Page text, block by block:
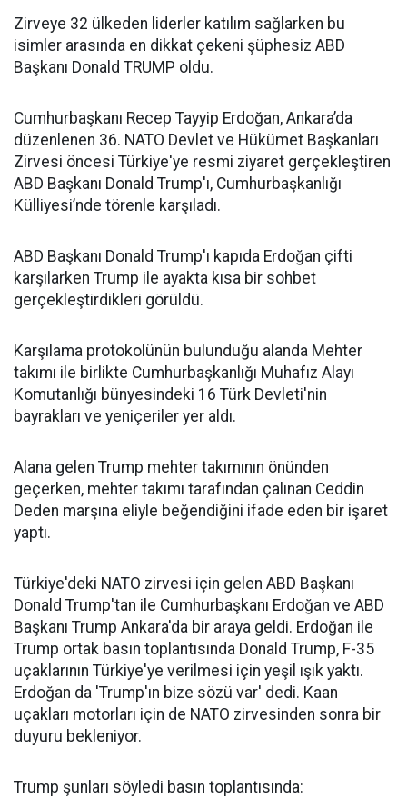
Zirveye 32 ülkeden liderler katılım sağlarken bu
isimler arasında en dikkat çekeni şüphesiz ABD
Başkanı Donald TRUMP oldu.
Cumhurbaşkanı Recep Tayyip Erdoğan, Ankara’da
düzenlenen 36.⁠ ⁠NATO Devlet ve Hükümet Başkanları
Zirvesi öncesi Türkiye'ye resmi ziyaret gerçekleştiren
ABD Başkanı Donald Trump'ı, Cumhurbaşkanlığı
Külliyesi’nde törenle karşıladı.
ABD Başkanı Donald Trump'ı kapıda Erdoğan çifti
karşılarken Trump ile ayakta kısa bir sohbet
gerçekleştirdikleri görüldü.
Karşılama protokolünün bulunduğu alanda Mehter
takımı ile birlikte Cumhurbaşkanlığı Muhafız Alayı
Komutanlığı bünyesindeki 16 Türk Devleti'nin
bayrakları ve yeniçeriler yer aldı.
Alana gelen Trump mehter takımının önünden
geçerken, mehter takımı tarafından çalınan Ceddin
Deden marşına eliyle beğendiğini ifade eden bir işaret
yaptı.
Türkiye'deki NATO zirvesi için gelen ABD Başkanı
Donald Trump'tan ile Cumhurbaşkanı Erdoğan ve ABD
Başkanı Trump Ankara'da bir araya geldi. Erdoğan ile
Trump ortak basın toplantısında Donald Trump, F-35
uçaklarının Türkiye'ye verilmesi için yeşil ışık yaktı.
Erdoğan da 'Trump'ın bize sözü var' dedi. Kaan
uçakları motorları için de NATO zirvesinden sonra bir
duyuru bekleniyor.
Trump şunları söyledi basın toplantısında: